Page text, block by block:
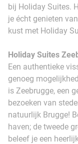
bij Holiday Suites.
je écht genieten
kust met Holiday
Holiday Suites
Een authentieke
genoeg
is Zeebrugge, een
bezoeken van
natuurlijk Brugge!
haven; de tweede
beleef je een